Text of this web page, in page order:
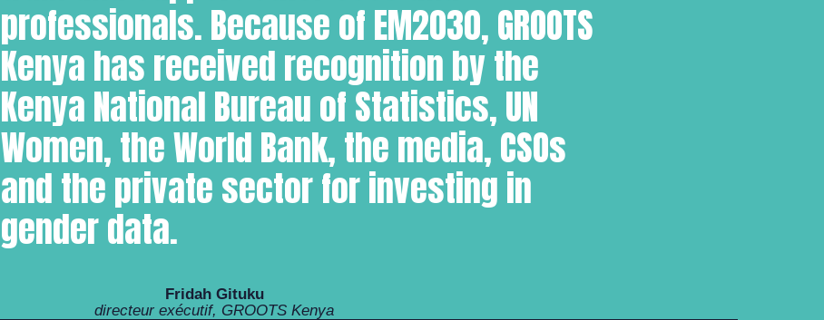
professionals. Because of EM2030, GROOTS
Kenya has received recognition by the
Kenya National Bureau of Statistics, UN
Women, the World Bank, the media, CSOs
and the private sector for investing in
gender data.
Fridah Gituku
directeur exécutif, GROOTS Kenya